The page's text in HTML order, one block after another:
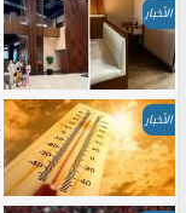
الأخبار
الأخبار